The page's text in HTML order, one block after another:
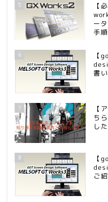
5
【
ー
手
6
【
書
7
【
ち
した
8
【
ご